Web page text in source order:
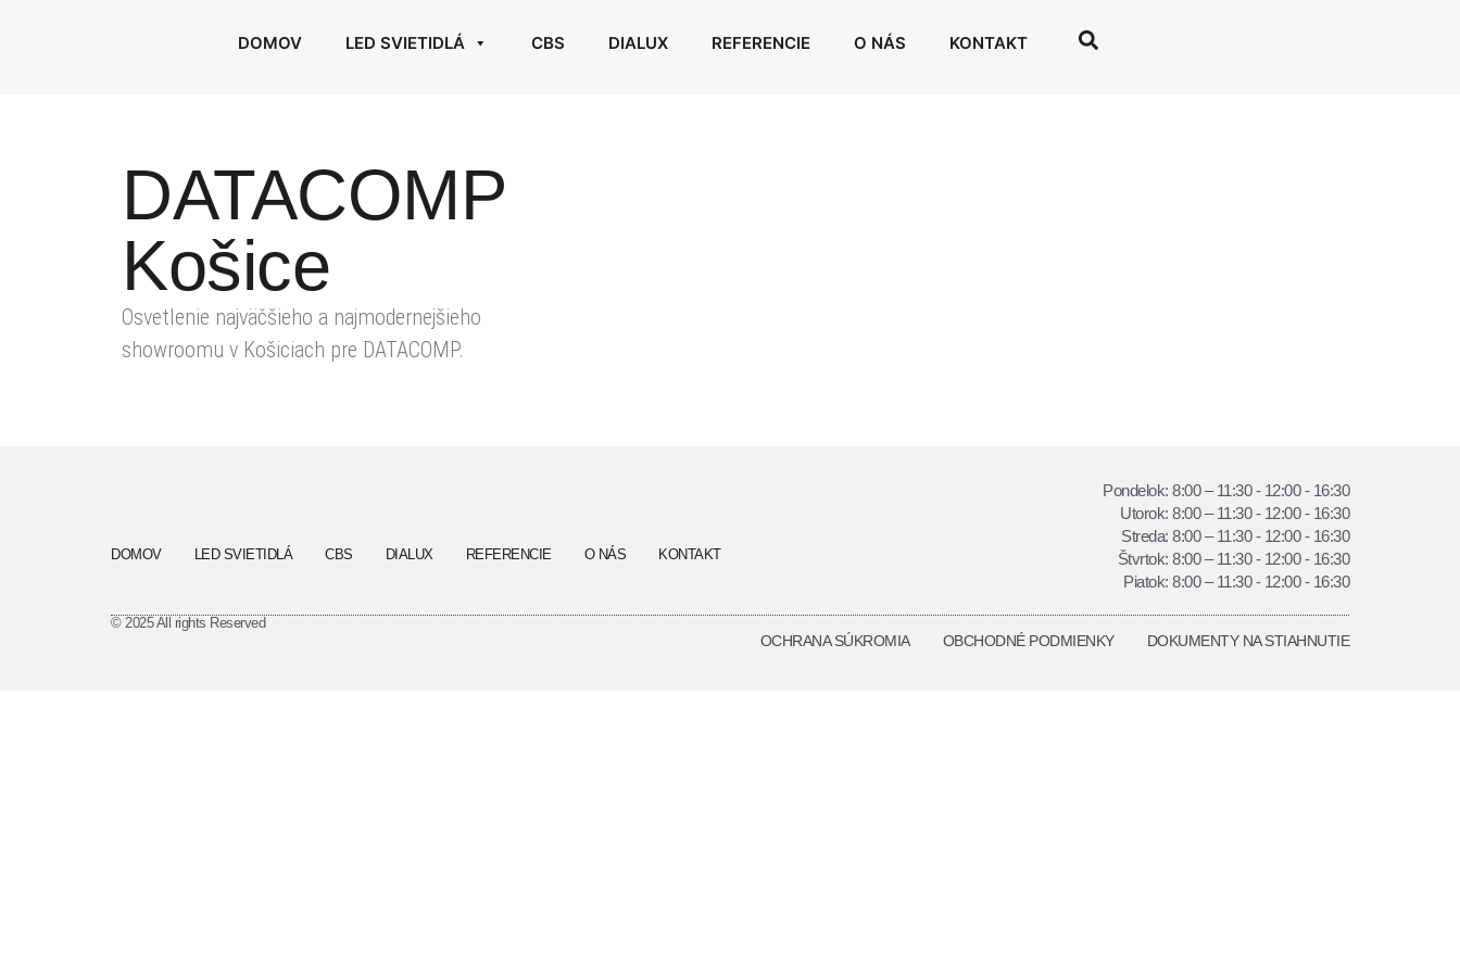
DOMOV LED SVIETIDLÁ CBS DIALUX REFERENCIE O NÁS KONTAKT
DATACOMP
Košice
Osvetlenie najväčšieho a najmodernejšieho
showroomu v Košiciach pre DATACOMP.
DOMOV LED SVIETIDLÁ CBS DIALUX REFERENCIE O NÁS KONTAKT
Pondelok: 8:00 – 11:30 - 12:00 - 16:30
Utorok: 8:00 – 11:30 - 12:00 - 16:30
Streda: 8:00 – 11:30 - 12:00 - 16:30
Štvrtok: 8:00 – 11:30 - 12:00 - 16:30
Piatok: 8:00 – 11:30 - 12:00 - 16:30
© 2025 All rights Reserved
OCHRANA SÚKROMIA OBCHODNÉ PODMIENKY DOKUMENTY NA STIAHNUTIE